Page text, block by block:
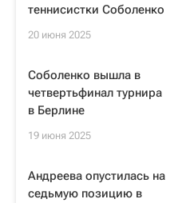
теннисистки Соболенко
20 июня 2025
Соболенко вышла в
четвертьфинал турнира
в Берлине
19 июня 2025
Андреева опустилась на
седьмую позицию в